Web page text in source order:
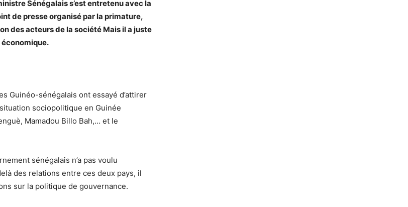
Sénégalais s’est entretenu avec la
de presse organisé par la primature,
des acteurs de la société Mais il a juste
économique.
Guinéo-sénégalais ont essayé d’attirer
sociopolitique en Guinée
Mamadou Billo Bah,… et le
sénégalais n’a pas voulu
des relations entre ces deux pays, il
sur la politique de gouvernance.